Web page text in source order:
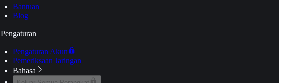
Bantuan
Blog
Pengaturan
Pengaturan Akun
Pemeriksaan Jaringan
Bahasa